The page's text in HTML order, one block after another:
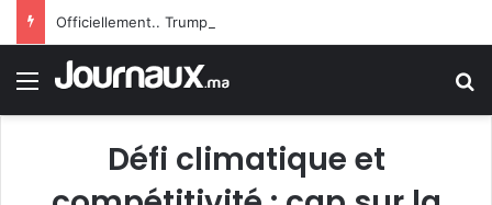
Menu
Défi climatique et